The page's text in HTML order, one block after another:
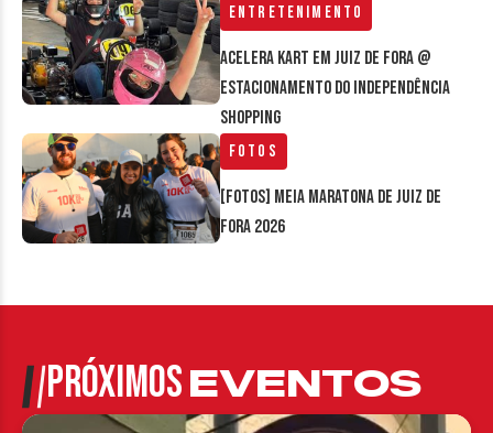
Entretenimento
Acelera Kart em Juiz de Fora @
estacionamento do Independência
Shopping
Fotos
[FOTOS] Meia Maratona de Juiz de
Fora 2026
PRÓXIMOSEVENTOS